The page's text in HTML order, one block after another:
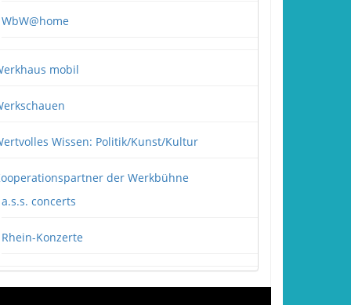
WbW@home
mobil
Wissen: Politik/Kunst/Kultur
der Werkbühne
a.s.s. concerts
Rhein-Konzerte